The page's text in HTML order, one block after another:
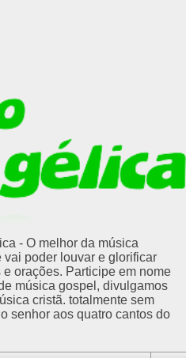
- O melhor da música
poder louvar e glorificar
orações. Participe em nome
música gospel, divulgamos
cristã. totalmente sem
senhor aos quatro cantos do